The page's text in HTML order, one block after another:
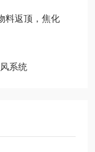
料返顶，焦化
系统